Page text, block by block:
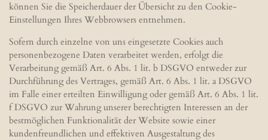
können Sie die Speicherdauer der Übersicht zu den Cookie-
Einstellungen Ihres Webbrowsers entnehmen.
Sofern durch einzelne von uns eingesetzte Cookies auch
personenbezogene Daten verarbeitet werden, erfolgt die
Verarbeitung gemäß Art. 6 Abs. 1 lit. b DSGVO entweder zur
Durchführung des Vertrages, gemäß Art. 6 Abs. 1 lit. a DSGVO
im Falle einer erteilten Einwilligung oder gemäß Art. 6 Abs. 1 lit.
f DSGVO zur Wahrung unserer berechtigten Interessen an der
bestmöglichen Funktionalität der Website sowie einer
kundenfreundlichen und effektiven Ausgestaltung des